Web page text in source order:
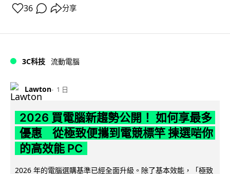
36 分享
3C科技 流動電腦
Lawton 1 日
2026 買電腦新趨勢公開！ 如何享最多
優惠 從極致便攜到電競標竿 揀選啱你
的高效能 PC
2026 年的電腦選購基準已經全面升級。除了基本效能，「極致